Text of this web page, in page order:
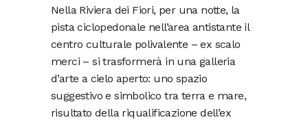
Nella Riviera dei Fiori, per una notte, la
pista ciclopedonale nell’area antistante il
centro culturale polivalente – ex scalo
merci – si trasformerà in una galleria
d’arte a cielo aperto: uno spazio
suggestivo e simbolico tra terra e mare,
risultato della riqualificazione dell’ex